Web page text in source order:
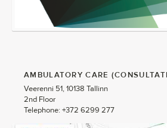
index
AMBULATORY CARE
Veerenni 51, 10138 Tallinn
2nd Floor
Telephone: +372 6299 277